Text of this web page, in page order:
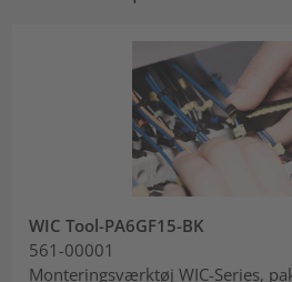
WIC Tool-PA6GF15-BK
561-00001
Monteringsværktøj WIC-Series,